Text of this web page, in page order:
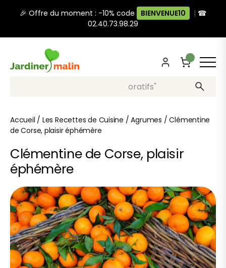
🎉 Offre du moment : -10% code BIENVENUE10 | ☎
02.40.73.98.29
Recherche, ex: "pots décoratifs"
Accueil / Les Recettes de Cuisine /Agrumes /Clémentine
de Corse, plaisir éphémère
Clémentine de Corse, plaisir
éphémère